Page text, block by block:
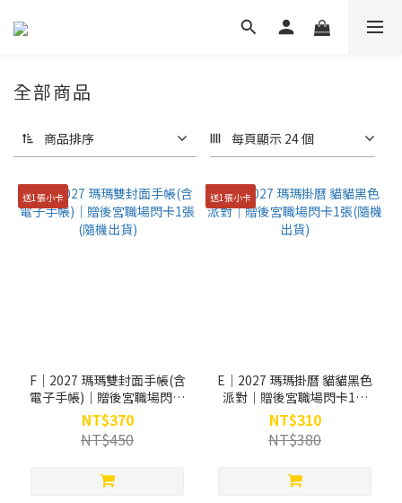
全部商品
商品排序 每頁顯示 24 個
送1張小卡
F｜2027 瑪瑪雙封面手帳(含
電子手帳)｜贈後宮職場閃卡
1張(隨機出貨)
NT$370
NT$450
送1張小卡
E｜2027 瑪瑪掛曆 貓貓黑色
派對｜贈後宮職場閃卡1張
(隨機出貨)
NT$310
NT$380